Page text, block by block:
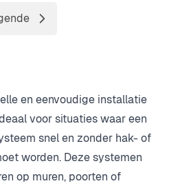
Pagina
en eenvoudige installatie
voor situaties waar een
snel en zonder hak- of
worden. Deze systemen
op muren, poorten of